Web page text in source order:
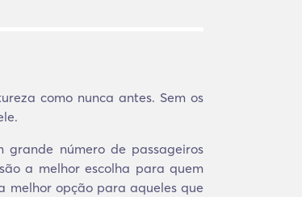
como nunca antes. Sem os
grande número de passageiros
a melhor escolha para quem
melhor opção para aqueles que